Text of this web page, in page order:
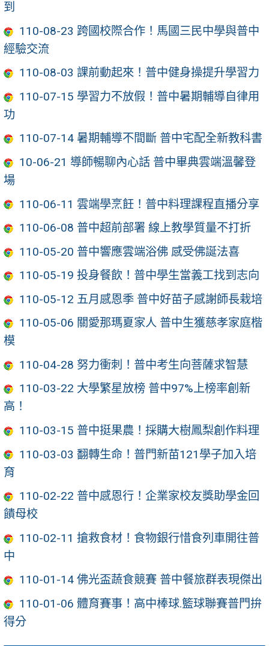
到
110-08-23 跨國校際合作！馬國三民中學與普中
經驗交流
110-08-03 課前動起來！普中健身操提升學習力
110-07-15 學習力不放假！普中暑期輔導自律用
功
110-07-14 暑期輔導不間斷 普中宅配全新教科書
10-06-21 導師暢聊內心話 普中畢典雲端溫馨登
場
110-06-11 雲端學烹飪！普中料理課程直播分享
110-06-08 普中超前部署 線上教學質量不打折
110-05-20 普中響應雲端浴佛 感受佛誕法喜
110-05-19 投身餐飲！普中學生當義工找到志向
110-05-12 五月感恩季 普中好苗子感謝師長栽培
110-05-06 關愛那瑪夏家人 普中生獲慈孝家庭楷
模
110-04-28 努力衝刺！普中考生向菩薩求智慧
110-03-22 大學繁星放榜 普中97%上榜率創新
高！
110-03-15 普中挺果農！採購大樹鳳梨創作料理
110-03-03 翻轉生命！普門新苗121學子加入培
育
110-02-22 普中感恩行！企業家校友獎助學金回
饋母校
110-02-11 搶救食材！食物銀行惜食列車開往普
中
110-01-14 佛光盃蔬食競賽 普中餐旅群表現傑出
110-01-06 體育賽事！高中棒球.籃球聯賽普門拚
得分